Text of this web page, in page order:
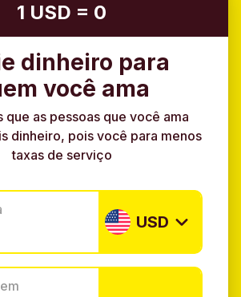
1 USD = 0
dinheiro para
você ama
que as pessoas que você ama
dinheiro, pois você para menos
taxas de serviço
USD